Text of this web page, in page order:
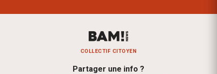
COLLECTIF CITOYEN
Partager une info ?